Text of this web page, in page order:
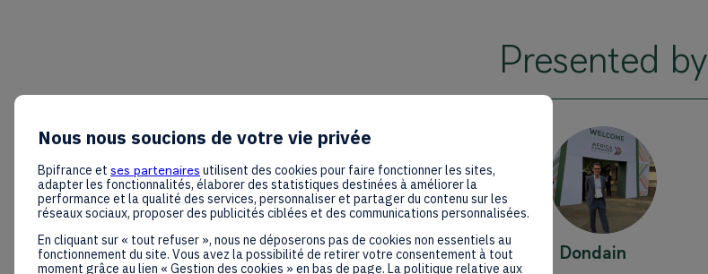
Presented by
MD
Mathieu Dondain
Nous nous soucions de votre vie privée
Bpifrance et ses partenaires utilisent des cookies pour faire fonctionner les sites,
adapter les fonctionnalités, élaborer des statistiques destinées à améliorer la
performance et la qualité des services, personnaliser et partager du contenu sur les
réseaux sociaux, proposer des publicités ciblées et des communications personnalisées.
En cliquant sur « tout refuser », nous ne déposerons pas de cookies non essentiels au
fonctionnement du site. Vous avez la possibilité de retirer votre consentement à tout
moment grâce au lien « Gestion des cookies » en bas de page. La politique relative aux